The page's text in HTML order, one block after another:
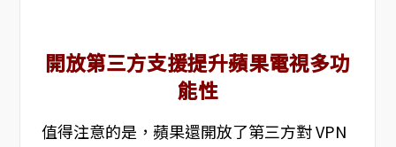
開放第三方支援提升蘋果電視多功
能性
值得注意的是，蘋果還開放了第三方對 VPN